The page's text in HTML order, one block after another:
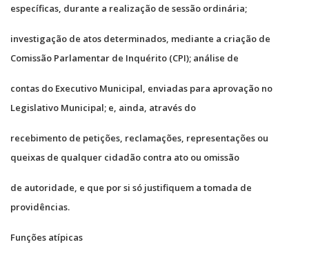
específicas, durante a realização de sessão ordinária;
investigação de atos determinados, mediante a criação de
Comissão Parlamentar de Inquérito (CPI); análise de
contas do Executivo Municipal, enviadas para aprovação no
Legislativo Municipal; e, ainda, através do
recebimento de petições, reclamações, representações ou
queixas de qualquer cidadão contra ato ou omissão
de autoridade, e que por si só justifiquem a tomada de
providências.
Funções atípicas